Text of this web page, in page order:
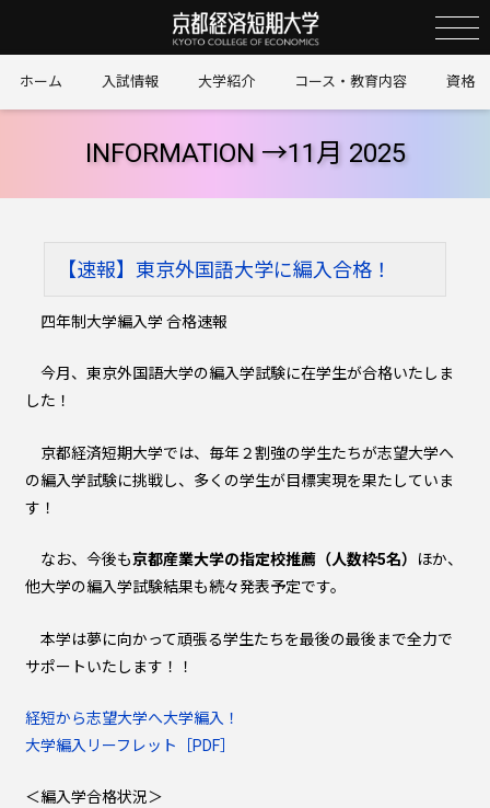
京
ホーム 入試情報 大学紹介 コース・教育内容 資格
INFORMATION →11月 2025
【速報】東京外国語大学に編入合格！
四年制大学編入学 合格速報
今月、東京外国語大学の編入学試験に在学生が合格いたしま
した！
京都経済短期大学では、毎年２割強の学生たちが志望大学へ
の編入学試験に挑戦し、多くの学生が目標実現を果たしていま
す！
なお、今後も京都産業大学の指定校推薦（人数枠5名）
ほか、
他大学の編入学試験結果も続々発表予定です。
本学は夢に向かって頑張る学生たちを最後の最後まで全力で
サポートいたします！！
経短から志望大学へ大学編入！
大学編入リーフレット［PDF］
＜編入学合格状況＞